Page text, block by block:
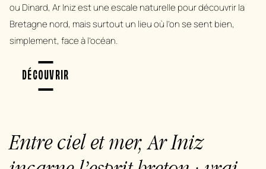
ou Dinard, Ar Iniz est une escale naturelle pour découvrir la
Bretagne nord, mais surtout un lieu où l’on se sent bien,
simplement, face à l’océan.
DÉCOUVRIR
Entre ciel et mer, Ar Iniz